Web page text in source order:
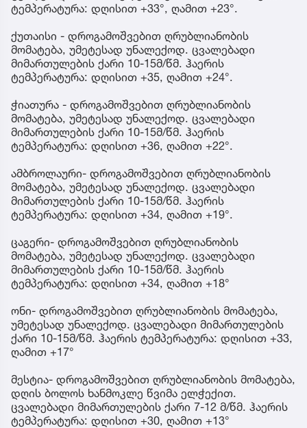
ტემპერატურა: დღისით +33°, ღამით +23°.
ქუთაისი - დროგამოშვებით ღრუბლიანობის
მომატება, უმეტესად უნალექოდ. ცვალებადი
მიმართულების ქარი 10-15მ/წმ. ჰაერის
ტემპერატურა: დღისით +35, ღამით +24°.
ჭიათურა - დროგამოშვებით ღრუბლიანობის
მომატება, უმეტესად უნალექოდ. ცვალებადი
მიმართულების ქარი 10-15მ/წმ. ჰაერის
ტემპერატურა: დღისით +36, ღამით +22°.
ამბროლაური- დროგამოშვებით ღრუბლიანობის
მომატება, უმეტესად უნალექოდ. ცვალებადი
მიმართულების ქარი 10-15მ/წმ. ჰაერის
ტემპერატურა: დღისით +34, ღამით +19°.
ცაგერი- დროგამოშვებით ღრუბლიანობის
მომატება, უმეტესად უნალექოდ. ცვალებადი
მიმართულების ქარი 10-15მ/წმ. ჰაერის
ტემპერატურა: დღისით +34, ღამით +18°
ონი- დროგამოშვებით ღრუბლიანობის მომატება,
უმეტესად უნალექოდ. ცვალებადი მიმართულების
ქარი 10-15მ/წმ. ჰაერის ტემპერატურა: დღისით +33,
ღამით +17°
მესტია- დროგამოშვებით ღრუბლიანობის მომატება,
დღის ბოლოს ხანმოკლე წვიმა ელჭექით.
ცვალებადი მიმართულების ქარი 7-12 მ/წმ. ჰაერის
ტემპერატურა: დღისით +30, ღამით +13°